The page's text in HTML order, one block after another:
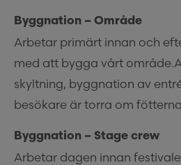
Byggnation – Område
Arbetar primärt innan och
med att bygga vårt
skyltning, byggnation av
besökare är torra om
Byggnation – Stage crew
Arbetar dagen innan